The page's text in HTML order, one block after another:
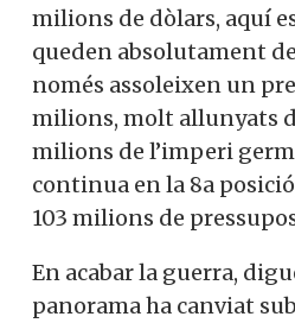
milions de dòlars, aquí
queden absolutament
només assoleixen un
milions, molt allunyats
milions de l’imperi
continua en la 8a
103 milions de
En acabar la guerra,
panorama ha canviat